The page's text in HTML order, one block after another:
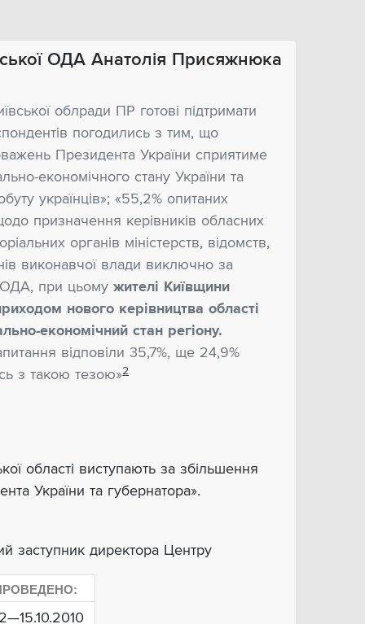
ОДА Анатолія Присяжнюка
облради ПР готові підтримати
погодились з тим, що
Президента України сприятиме
економічного стану України та
українців»; «55,2% опитаних
призначення керівників обласних
органів міністерств, відомств,
виконавчої влади виключно за
ОДА, при цьомужителі Київщини
нового керівництва області
економічний стан регіону.
відповіли 35,7%, ще 24,9%
з такою тезою»2
області виступають за збільшення
України та губернатора».
заступник директора Центру